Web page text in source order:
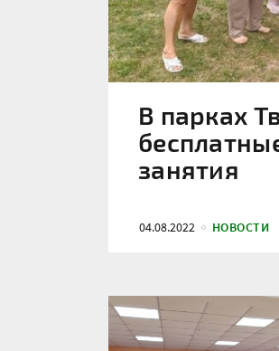
В парках
занятия
04.08.2022 НОВОСТИ